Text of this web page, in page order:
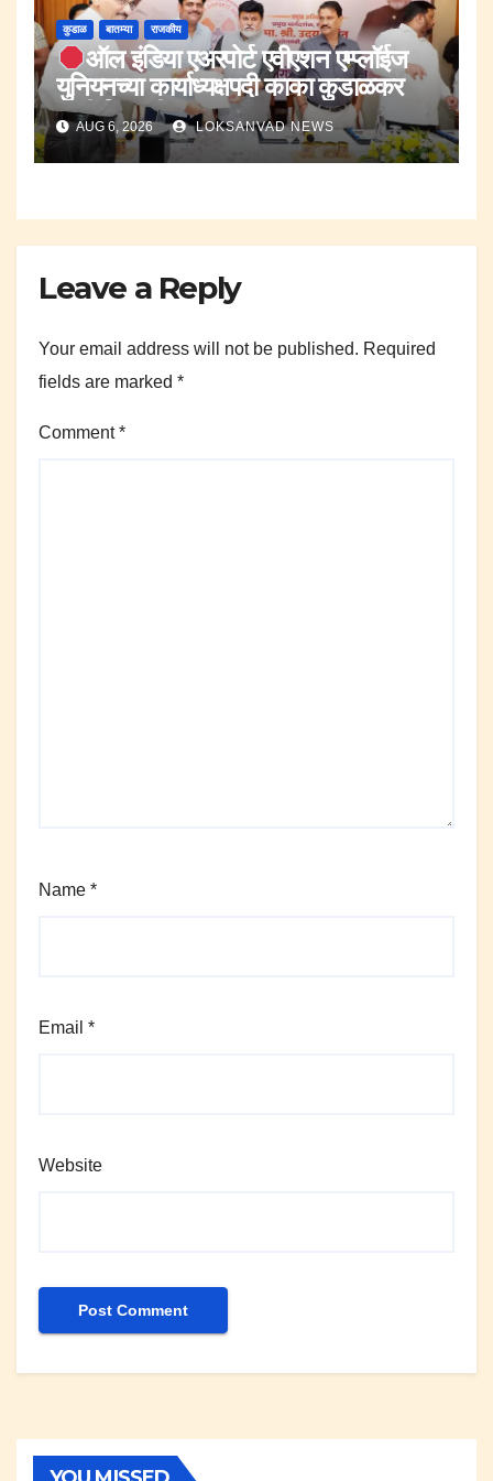
कुडाळ बातम्या राजकीय
ऑल इंडिया एअरपोर्ट एवीएशन एम्प्लॉईज
युनियनच्या कार्याध्यक्षपदी काका कुडाळकर
यांची नियुक्ती.
AUG 6, 2026 LOKSANVAD NEWS
Leave a Reply
Your email address will not be published. Required
fields are marked *
Comment*
Name *
Email *
Website